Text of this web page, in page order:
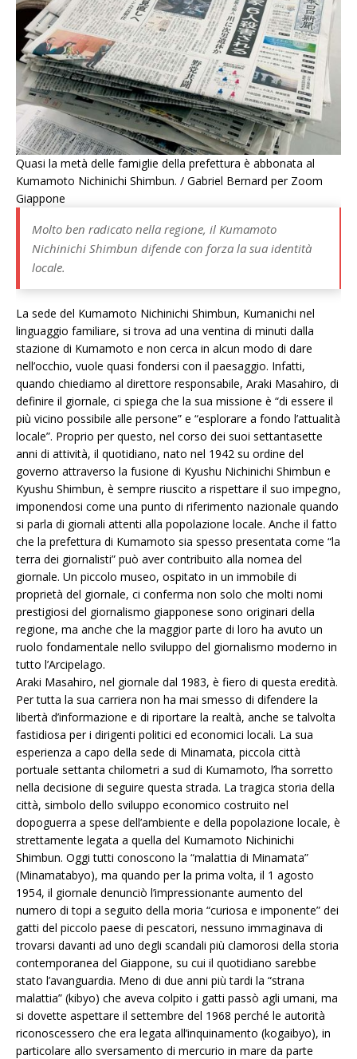
Quasi la metà delle famiglie della prefettura è abbonata al
Kumamoto Nichinichi Shimbun. / Gabriel Bernard per Zoom
Giappone
Molto ben radicato nella regione, il Kumamoto
Nichinichi Shimbun difende con forza la sua identità
locale.
La sede del Kumamoto Nichinichi Shimbun, Kumanichi nel
linguaggio familiare, si trova ad una ventina di minuti dalla
stazione di Kumamoto e non cerca in alcun modo di dare
nell’occhio, vuole quasi fondersi con il paesaggio. Infatti,
quando chiediamo al direttore responsabile, Araki Masahiro, di
definire il giornale, ci spiega che la sua missione è “di essere il
più vicino possibile alle persone” e “esplorare a fondo l’attualità
locale”. Proprio per questo, nel corso dei suoi settantasette
anni di attività, il quotidiano, nato nel 1942 su ordine del
governo attraverso la fusione di Kyushu Nichinichi Shimbun e
Kyushu Shimbun, è sempre riuscito a rispettare il suo impegno,
imponendosi come una punto di riferimento nazionale quando
si parla di giornali attenti alla popolazione locale. Anche il fatto
che la prefettura di Kumamoto sia spesso presentata come “la
terra dei giornalisti” può aver contribuito alla nomea del
giornale. Un piccolo museo, ospitato in un immobile di
proprietà del giornale, ci conferma non solo che molti nomi
prestigiosi del giornalismo giapponese sono originari della
regione, ma anche che la maggior parte di loro ha avuto un
ruolo fondamentale nello sviluppo del giornalismo moderno in
tutto l’Arcipelago.
Araki Masahiro, nel giornale dal 1983, è fiero di questa eredità.
Per tutta la sua carriera non ha mai smesso di difendere la
libertà d’informazione e di riportare la realtà, anche se talvolta
fastidiosa per i dirigenti politici ed economici locali. La sua
esperienza a capo della sede di Minamata, piccola città
portuale settanta chilometri a sud di Kumamoto, l’ha sorretto
nella decisione di seguire questa strada. La tragica storia della
città, simbolo dello sviluppo economico costruito nel
dopoguerra a spese dell’ambiente e della popolazione locale, è
strettamente legata a quella del Kumamoto Nichinichi
Shimbun. Oggi tutti conoscono la “malattia di Minamata”
(Minamatabyo), ma quando per la prima volta, il 1 agosto
1954, il giornale denunciò l’impressionante aumento del
numero di topi a seguito della moria “curiosa e imponente” dei
gatti del piccolo paese di pescatori, nessuno immaginava di
trovarsi davanti ad uno degli scandali più clamorosi della storia
contemporanea del Giappone, su cui il quotidiano sarebbe
stato l’avanguardia. Meno di due anni più tardi la “strana
malattia” (kibyo) che aveva colpito i gatti passò agli umani, ma
si dovette aspettare il settembre del 1968 perché le autorità
riconoscessero che era legata all’inquinamento (kogaibyo), in
particolare allo sversamento di mercurio in mare da parte